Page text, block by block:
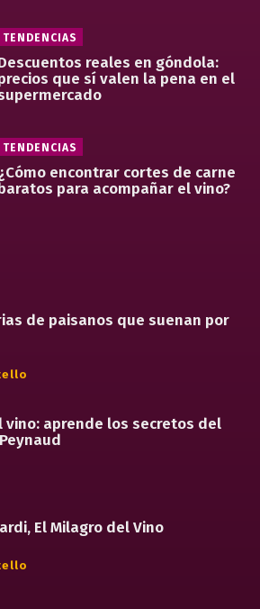
TENDENCIAS
reales en góndola:
que sí valen la pena en el
TENDENCIAS
encontrar cortes de carne
para acompañar el vino?
de paisanos que suenan por
vino: aprende los secretos del
El Milagro del Vino